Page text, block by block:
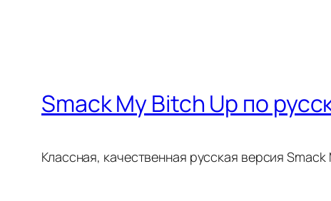
Smack My Bitch Up по
Классная, качественная русская версия